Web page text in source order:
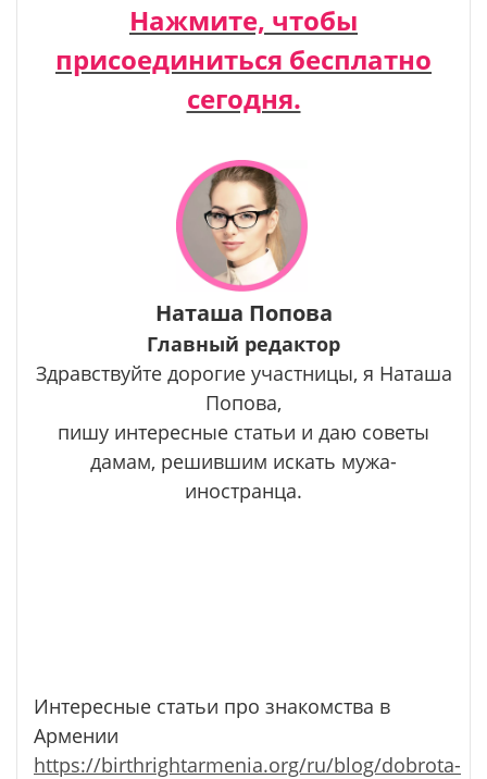
Нажмите, чтобы
присоединиться бесплатно
сегодня.
Наташа Попова
Главный редактор
Здравствуйте дорогие участницы, я Наташа
Попова,
пишу интересные статьи и даю советы
дамам, решившим искать мужа-
иностранца.
Интересные статьи про знакомства в
Армении
https://birthrightarmenia.org/ru/blog/dobrota-